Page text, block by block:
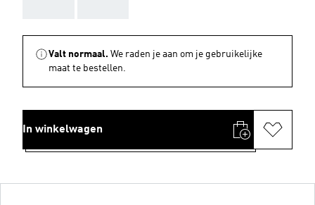
Valt normaal. We raden je aan om je gebruikelijke
maat te bestellen.
In winkelwagen